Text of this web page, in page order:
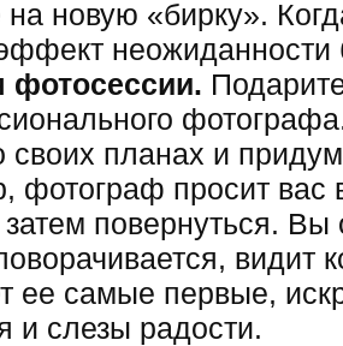
новую «бирку».
неожиданности
фотосессии.
своих планах и
фотограф просит вас
повернуться. Вы
видит
ее самые первые,
и слезы радости.